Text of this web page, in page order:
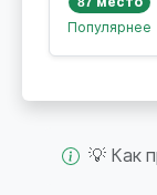
Популярнее
💡 Как